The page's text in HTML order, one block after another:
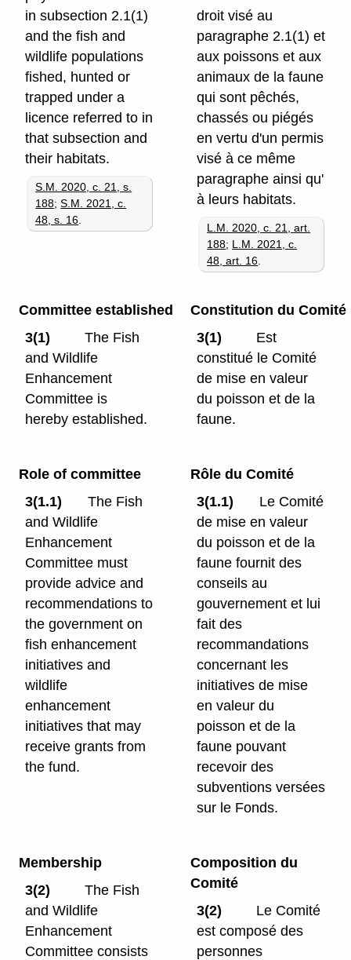
in subsection 2.1(1)
and the fish and
wildlife populations
fished, hunted or
trapped under a
licence referred to in
that subsection and
their habitats.
S.M. 2020, c. 21, s.
188;S.M. 2021, c.
48, s. 16
droit visé au
paragraphe 2.1(1) et
aux poissons et aux
animaux de la faune
qui sont pêchés,
chassés ou piégés
en vertu d'un permis
visé à ce même
paragraphe ainsi qu'
à leurs habitats.
L.M. 2020, c. 21, art.
188; L.M. 2021, c.
48, art. 16
Committee established
3(1)
The Fish
and Wildlife
Enhancement
Committee is
hereby established.
Constitution du Comité
3(1)
Est
constitué le Comité
de mise en valeur
du poisson et de la
faune.
Role of committee
3(1.1)
The Fish
and Wildlife
Enhancement
Committee must
provide advice and
recommendations to
the government on
fish enhancement
initiatives and
wildlife
enhancement
initiatives that may
receive grants from
the fund.
Rôle du Comité
3(1.1)
Le Comité
de mise en valeur
du poisson et de la
faune fournit des
conseils au
gouvernement et lui
fait des
recommandations
concernant les
initiatives de mise
en valeur du
poisson et de la
faune pouvant
recevoir des
subventions versées
sur le Fonds.
Membership
3(2)
The Fish
and Wildlife
Enhancement
Committee consists
Composition du
Comité
3(2)
Le Comité
est composé des
personnes